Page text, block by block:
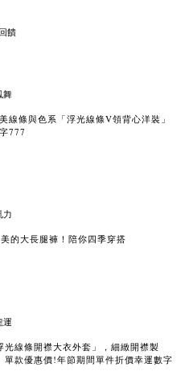
線條與色系「浮光線條V領背心洋裝」
777
的大長腿褲！陪你四季穿搭
線條開襟大衣外套」，細緻開襟製
款優惠價!年節期間單件折價幸運數字